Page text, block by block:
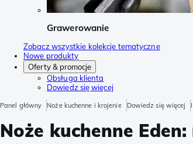
Grawerowanie
Zobacz wszystkie kolekcje tematyczne
Nowe produkty
Oferty & promocje
Obsługa klienta
Dowiedz się więcej
Panel główny Noże kuchenne i krojenie Dowiedz się więcej
Noże kuchenne